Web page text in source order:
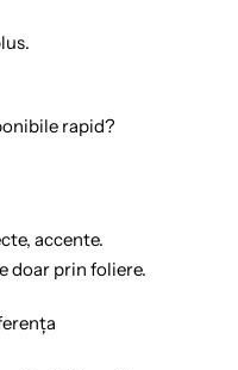
rapid?
accente.
doar prin foliere.